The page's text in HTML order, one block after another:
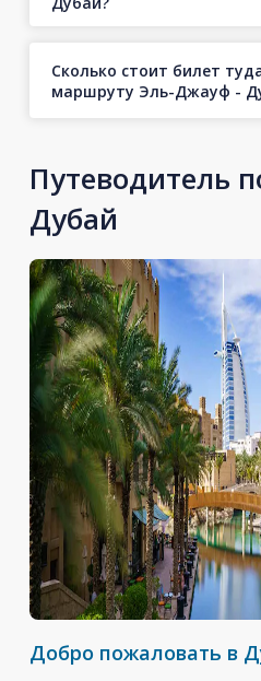
Сколько стоит билет
маршруту Эль-Джауф -
Путеводитель
Дубай
Добро пожаловать в